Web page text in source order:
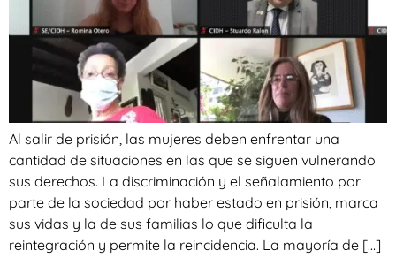
Al salir de prisión, las mujeres deben enfrentar una
cantidad de situaciones en las que se siguen vulnerando
sus derechos. La discriminación y el señalamiento por
parte de la sociedad por haber estado en prisión, marca
sus vidas y la de sus familias lo que dificulta la
reintegración y permite la reincidencia. La mayoría de […]